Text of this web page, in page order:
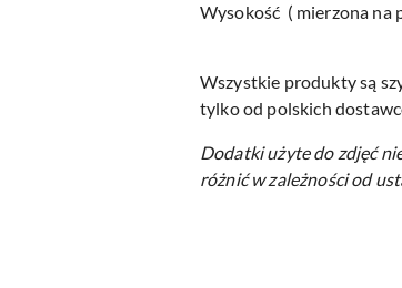
Wysokość ( mierzona na
Wszystkie produkty są
tylko od polskich
Dodatki użyte do zdjęć
różnić w zależności od